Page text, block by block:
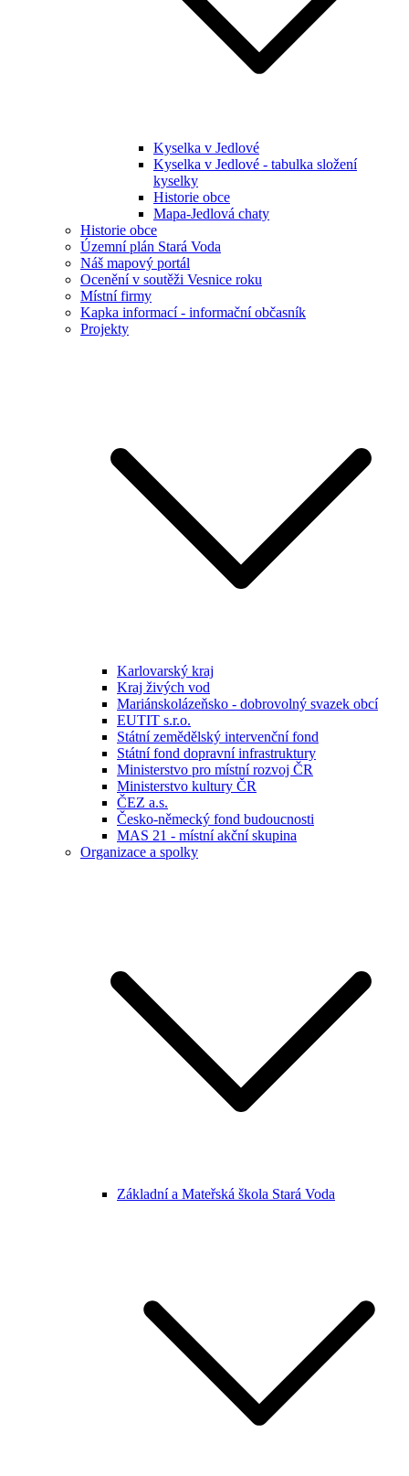
Kyselka v Jedlové
Kyselka v Jedlové - tabulka složení
kyselky
Historie obce
Mapa-Jedlová chaty
Historie obce
Územní plán Stará Voda
Náš mapový portál
Ocenění v soutěži Vesnice roku
Místní firmy
Kapka informací - informační občasník
Projekty
Karlovarský kraj
Kraj živých vod
Mariánskolázeňsko - dobrovolný svazek obcí
EUTIT s.r.o.
Státní zemědělský intervenční fond
Státní fond dopravní infrastruktury
Ministerstvo pro místní rozvoj ČR
Ministerstvo kultury ČR
ČEZ a.s.
Česko-německý fond budoucnosti
MAS 21 - místní akční skupina
Organizace a spolky
Základní a Mateřská škola Stará Voda